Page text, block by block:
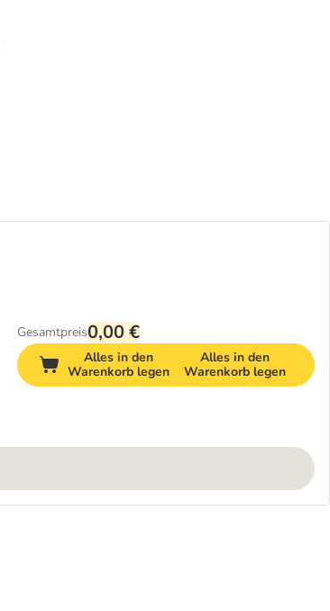
Gesamtpreis0,00 €
Alles in den
Warenkorb legen
Alles in den
Warenkorb legen